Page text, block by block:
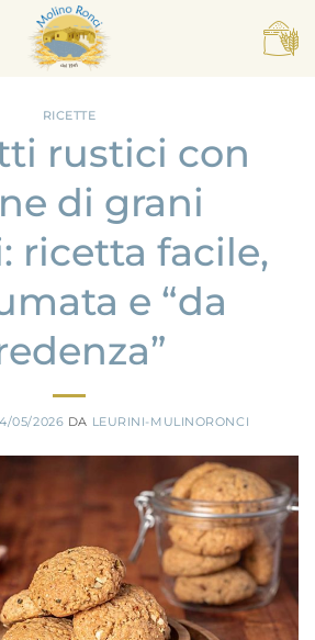
RICETTE
rustici con
di grani
ricetta facile,
e “da
05/2026 DA LEURINI-MULINORONCI